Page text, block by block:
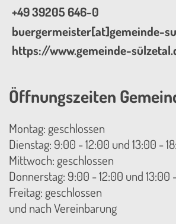
+49 39205 646-0
buergermeister[at]gemeinde-
https://www.gemeinde-
Öffnungszeiten
Montag: geschlossen
Dienstag: 9:00 - 12:00 und 13:00 -
Mittwoch: geschlossen
Donnerstag: 9:00 - 12:00 und 13:00
Freitag: geschlossen
und nach Vereinbarung